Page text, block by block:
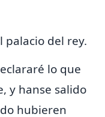
palacio del rey.
lo que
y hanse salido
hubieren